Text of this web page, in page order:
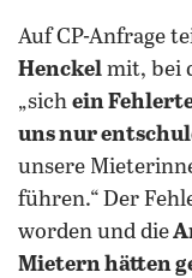
Auf CP-Anfrage
Henckel mit, bei
„sich ein
uns nur
unsere
führen.“ Der
worden und die
Mietern hätten